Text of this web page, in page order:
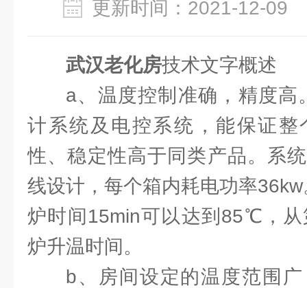
更新时间：2021-12-
武汉老化房技术文字概述
a、温度控制准确，精度高
计系统及电控系统，能保证整
性、稳定性高于同类产品。系
线设计，每个箱内耗电功率
炉时间15min可以达到85℃，
炉升温时间。
b、房间设定的温度范围